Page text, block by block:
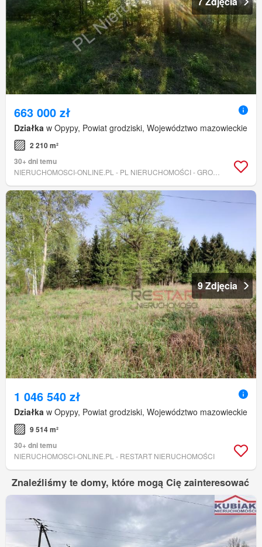
663 000 zł
Działka w Opypy, Powiat grodziski, Województwo mazowieckie
2 210 m²
30+ dni temu
9 Zdjęcia
1 046 540 zł
Działka w Opypy, Powiat grodziski, Województwo mazowieckie
9 514 m²
30+ dni temu
NIERUCHOMOSCI-ONLINE.PL - RESTART NIERUCHOMOŚCI
Znaleźliśmy te domy, które mogą Cię zainteresować